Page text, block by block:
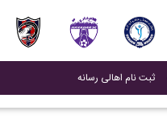
ثبت نام اهالی رسانه
(current)